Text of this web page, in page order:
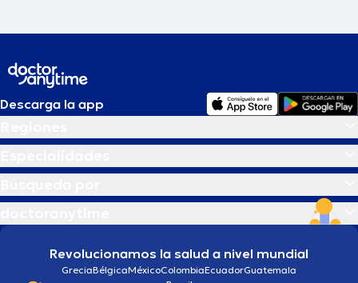
Descarga la app
Revolucionamos la salud a nivel mundial
GreciaBélgicaMéxicoColombiaEcuadorGuatemala